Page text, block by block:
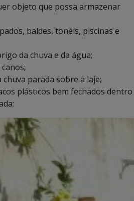
objeto que possa armazenar
baldes, tonéis, piscinas e
da chuva e da água;
chuva parada sobre a laje;
plásticos bem fechados dentro